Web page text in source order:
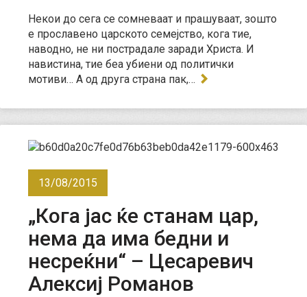
Некои до сега се сомневаат и прашуваат, зошто
е прославено царското семејство, кога тие,
наводно, не ни пострадале заради Христа. И
навистина, тие беа убиени од политички
мотиви… А од друга страна пак,…
13/08/2015
„Кога јас ќе станам цар,
нема да има бедни и
несреќни“ – Цесаревич
Алексиј Романов